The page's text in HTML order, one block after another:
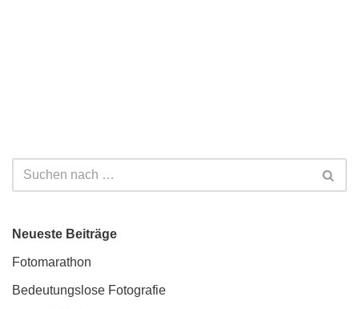
Neueste Beiträge
Fotomarathon
Bedeutungslose Fotografie